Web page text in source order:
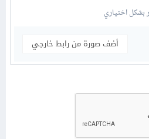
بشكل اختياري
أضف صورة من رابط خارجي